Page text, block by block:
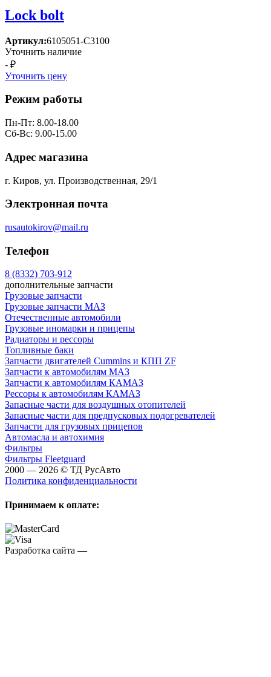
Lock bolt
Артикул:6105051-C3100
Уточнить наличие
- ₽
Уточнить цену
Режим работы
Пн-Пт: 8.00-18.00
Сб-Вс: 9.00-15.00
Адрес магазина
г. Киров, ул. Производственная, 29/1
Электронная почта
rusautokirov@mail.ru
Телефон
8 (8332) 703-912
дополнительные запчасти
Грузовые запчасти
Грузовые запчасти МАЗ
Отечественные автомобили
Грузовые иномарки и прицепы
Радиаторы и рессоры
Топливные баки
Запчасти двигателей Cummins и КПП ZF
Запчасти к автомобилям МАЗ
Запчасти к автомобилям КАМАЗ
Рессоры к автомобилям КАМАЗ
Запасные части для воздушных отопителей
Запасные части для предпусковых подогревателей
Запчасти для грузовых прицепов
Автомасла и автохимия
Фильтры
Фильтры Fleetguard
2000 — 2026 © ТД РусАвто
Политика конфиденциальности
Принимаем к оплате:
Разработка сайта —